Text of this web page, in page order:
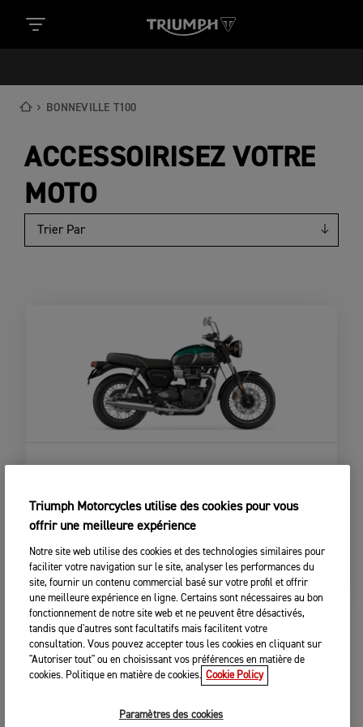
BONNEVILLE T100
ACCESSOIRISEZ VOTRE
MOTO
À partir de 12 195,00 $
CONFIGURER LA MOTO
VOIR DÉTAILS
Triumph Motorcycles utilise des cookies pour vous
offrir une meilleure expérience
Notre site web utilise des cookies et des technologies similaires pour
faciliter votre navigation sur le site, analyser les performances du
site, fournir un contenu commercial basé sur votre profil et offrir
une meilleure expérience en ligne. Certains sont nécessaires au bon
fonctionnement de notre site web et ne peuvent être désactivés,
tandis que d'autres sont facultatifs mais facilitent votre
consultation. Vous pouvez accepter tous les cookies en cliquant sur
"Autoriser tout" ou en choisissant vos préférences en matière de
cookies. Politique en matière de cookies. Cookie Policy
Paramètres des cookies